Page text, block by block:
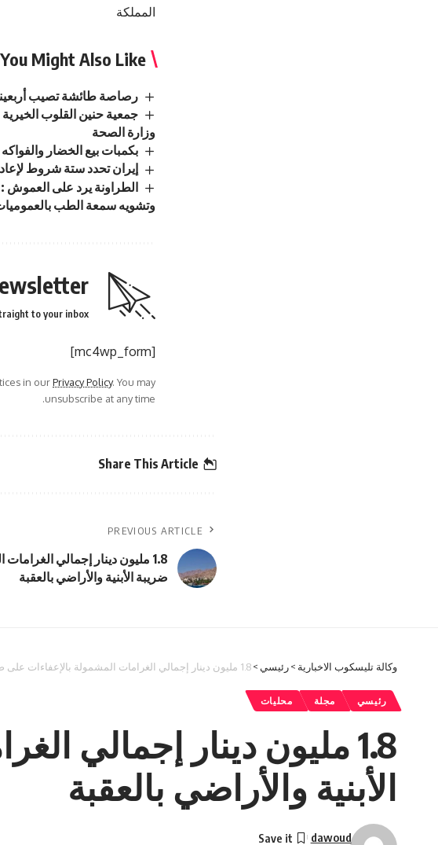
المملكة
You Might Also Like
رصاصة طائشة تصيب
جمعية حنين القلوب الخيرية
وزارة الصحة
بكمبات بيع الخضار
إيران تحدد ستة شروط
الطراونة يرد على العموش :
وتشويه سمعة الطب
to your inbox.
[mc4wp_form]
in ourPrivacy Policy. You may
unsubscribe at any time.
Share This Article
PREVIOUS ARTICLE
1.8 مليون دينار إجمالي
ضريبة الأبنية والأراضي بالعقبة
وكالة تليسكوب الاخبارية >رئيسي >1.8 مليون دينار إجمالي الغرامات المشمولة بالإعفاءات على ضريبة الأبنية والأراضي بالعقبة
رئيسي مجلة محليات
1.8 مليون دينار إجمالي
الأبنية والأراضي بالعقبة
dawoud